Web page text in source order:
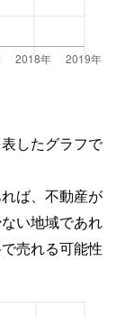
したグラフで
ば、不動産が
い地域であれ
売れる可能性